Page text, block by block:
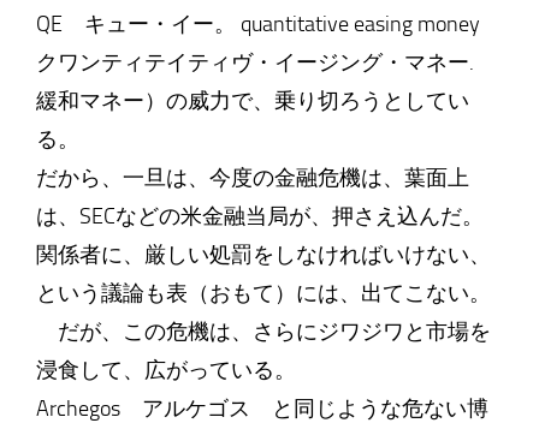
QE キュー・イー。 quantitative easing money
クワンティテイティヴ・イージング・マネー.
緩和マネー）の威力で、乗り切ろうとしてい
る。
だから、一旦は、今度の金融危機は、葉面上
は、SECなどの米金融当局が、押さえ込んだ。
関係者に、厳しい処罰をしなければいけない、
という議論も表（おもて）には、出てこない。
だが、この危機は、さらにジワジワと市場を
浸食して、広がっている。
Archegos アルケゴス と同じような危ない博